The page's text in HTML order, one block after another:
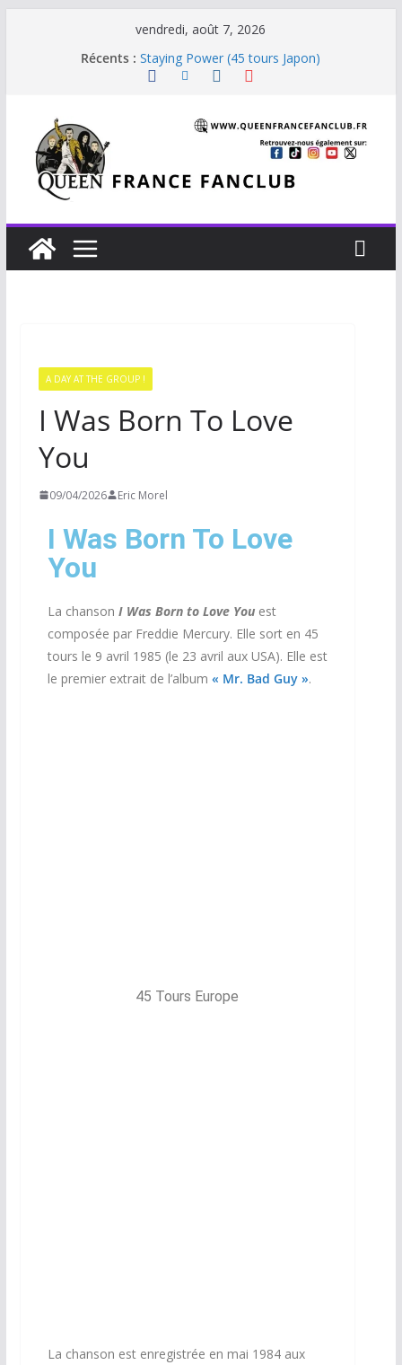
vendredi, août 7, 2026
Récents : Staying Power (45 tours Japon)
The Invisible Man
Beautiful Dreams
A DAY AT THE GROUP !
I Was Born To Love
You
09/04/2026 Eric Morel
I Was Born To Love
You
La chanson I Was Born to Love Youest
composée par Freddie Mercury. Elle sort en 45
tours le 9 avril 1985 (le 23 avril aux USA). Elle est
le premier extrait de l’album « Mr. Bad Guy ».
45 Tours Europe
La chanson est enregistrée en mai 1984 aux